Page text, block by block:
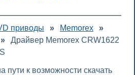
приводы » Memorex
»
»
Драйвер Memorex CRW1622
пути к возможности скачать